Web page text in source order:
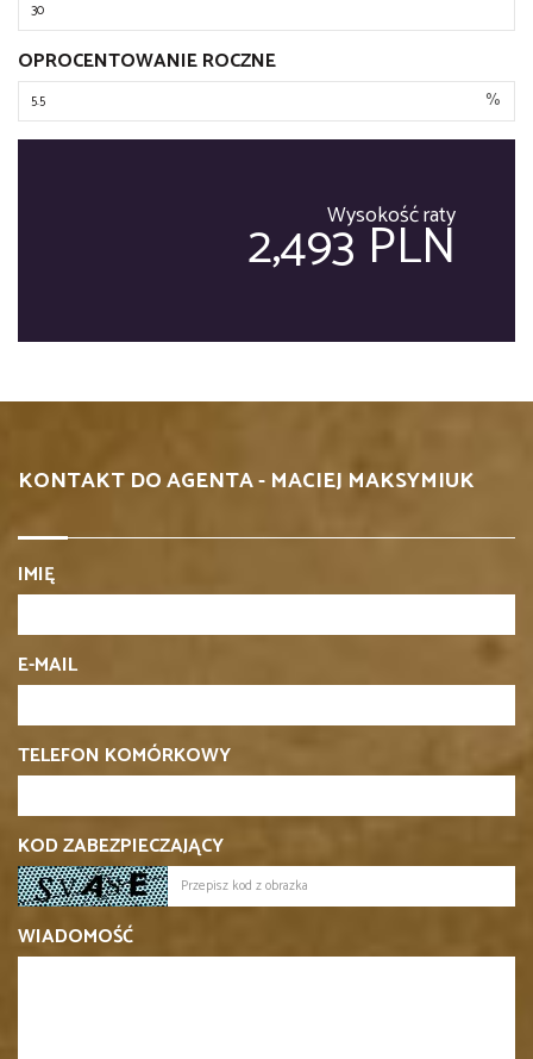
OPROCENTOWANIE ROCZNE
%
Wysokość raty
2,493 PLN
KONTAKT DO AGENTA - MACIEJ MAKSYMIUK
IMIĘ
E-MAIL
TELEFON KOMÓRKOWY
KOD ZABEZPIECZAJĄCY
WIADOMOŚĆ